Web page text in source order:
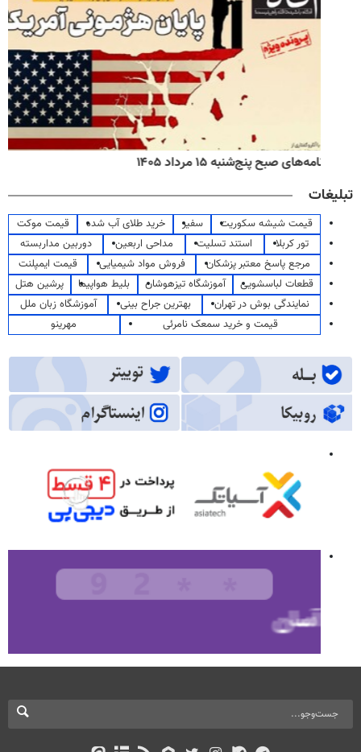
روزنامه‌های صبح چهارشنبه ۱۴ مرداد ۱۴۰۵
تبلیغات
قیمت شیشه سکوریت سفیر خرید طلای آب شده
قیمت موکت
تور کربلا
استند تسلیت مداحی اربعین
دوربین مداربسته
مرجع پاسخ معتبر پزشکان
فروش مواد شیمیایی
قیمت ایمپلنت
قطعات لباسشویی
آموزشگاه تیزهوشان بلیط هواپیما
پرشین هتل
نمایندگی بوش در تهران
بهترین جراح بینی
آموزشگاه زبان ملل
قیمت و خرید سمعک نامرئی
مهرینو